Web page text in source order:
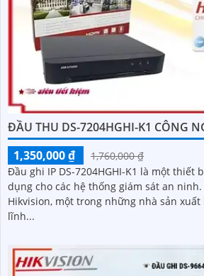
ĐẦU THU DS-7204HGHI-K1 CÔNG
1,350,000 ₫
1,760,000 ₫
Đầu ghi IP DS-7204HGHI-K1 là một thiết
dụng cho các hệ thống giám sát an ninh. Được phát triển bởi
Hikvision, một trong những nhà sản
lĩnh...